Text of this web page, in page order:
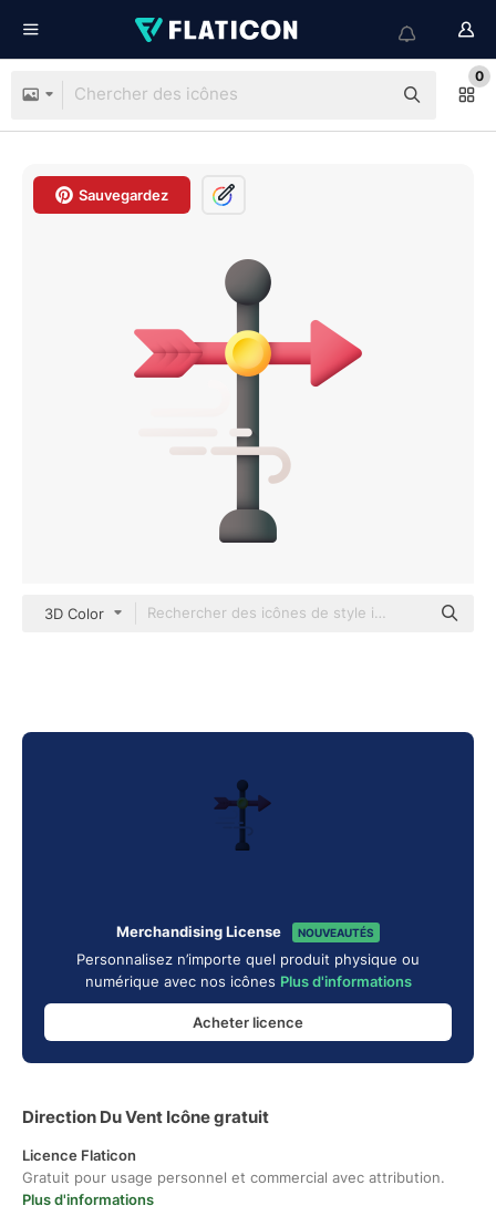
0
Sauvegardez
3D Color
Merchandising License NOUVEAUTÉS
Personnalisez n’importe quel produit physique ou
numérique avec nos icônes Plus d'informations
Acheter licence
Direction Du Vent Icône gratuit
Licence Flaticon
Gratuit pour usage personnel et commercial avec attribution.
Plus d'informations